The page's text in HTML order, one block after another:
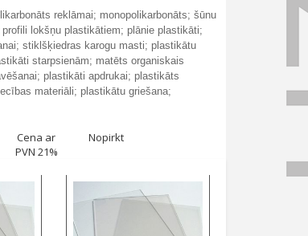
reklāmai; monopolikarbonāts; šūnu
lokšņu plastikātiem; plānie plastikāti;
stiklšķiedras karogu masti; plastikātu
starpsienām; matēts organiskais
plastikāti apdrukai; plastikāts
materiāli; plastikātu griešana;
Cena ar
PVN 21%
Nopirkt